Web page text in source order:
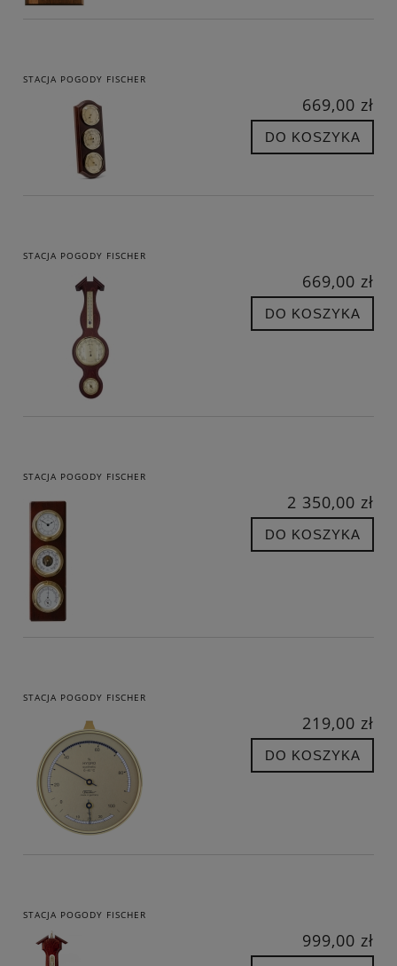
STACJA POGODY FISCHER
669,00 zł
DO KOSZYKA
STACJA POGODY FISCHER
669,00 zł
DO KOSZYKA
STACJA POGODY FISCHER
2 350,00 zł
DO KOSZYKA
STACJA POGODY FISCHER
219,00 zł
DO KOSZYKA
STACJA POGODY FISCHER
999,00 zł